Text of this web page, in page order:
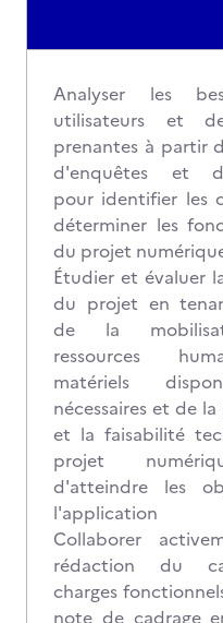
Analyser les
utilisateurs et
prenantes à partir
d'enquêtes et
pour identifier les
déterminer les
du projet
Étudier et évaluer
du projet en
de la
ressources
matériels
nécessaires et de
et la faisabilité
projet
d'atteindre les
l'application
Collaborer
rédaction du
charges
note de cadrage